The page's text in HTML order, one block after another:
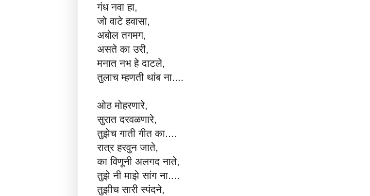
गंध नवा हा,
जो वाटे हवासा,
अबोल तगमग,
असते का उरी,
मनात नभ हे दाटले,
तुलाच म्हणती थांब ना....
ओठ मोहरणारे,
सुरात दरवळणारे,
तुझेच गाती गीत का....
रात्र हरवुन जाते,
का विणूनी अलगद नाते,
तुझे नी माझे सांग ना....
तुझीच सारी स्पंदने,